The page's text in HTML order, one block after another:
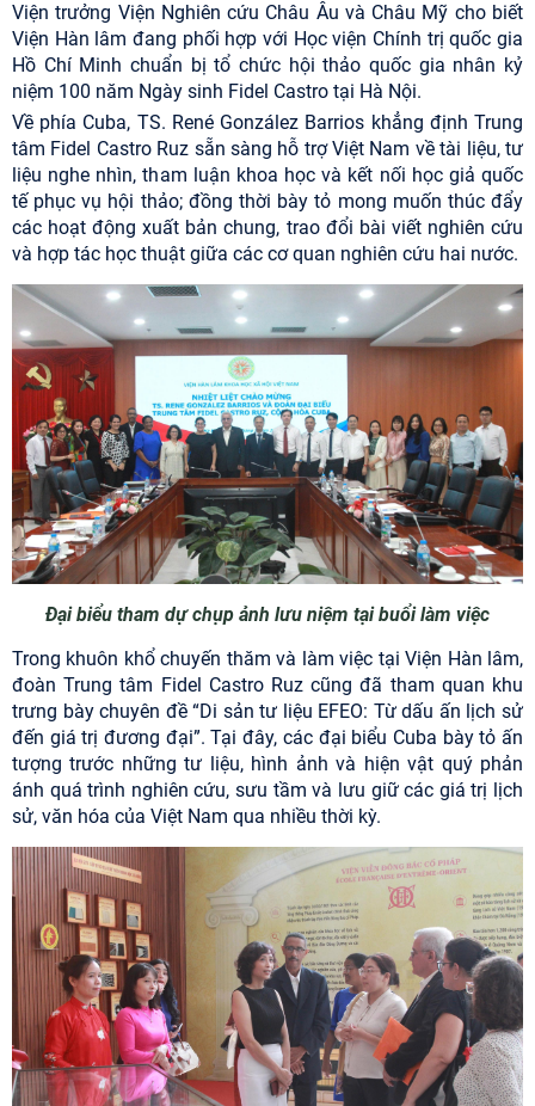
Viện trưởng Viện Nghiên cứu Châu Âu và Châu Mỹ cho biết
Viện Hàn lâm đang phối hợp với Học viện Chính trị quốc gia
Hồ Chí Minh chuẩn bị tổ chức hội thảo quốc gia nhân kỷ
niệm 100 năm Ngày sinh Fidel Castro tại Hà Nội.
Về phía Cuba, TS. René González Barrios khẳng định Trung
tâm Fidel Castro Ruz sẵn sàng hỗ trợ Việt Nam về tài liệu, tư
liệu nghe nhìn, tham luận khoa học và kết nối học giả quốc
tế phục vụ hội thảo; đồng thời bày tỏ mong muốn thúc đẩy
các hoạt động xuất bản chung, trao đổi bài viết nghiên cứu
và hợp tác học thuật giữa các cơ quan nghiên cứu hai nước.
Đại biểu tham dự chụp ảnh lưu niệm tại buổi làm việc
Trong khuôn khổ chuyến thăm và làm việc tạiViện Hàn lâm,
đoànTrung tâm Fidel Castro Ruz cũng đã tham quan khu
trưng bày chuyên đề “Di sản tư liệu EFEO: Từ dấu ấn lịch sử
đến giá trị đương đại”. Tại đây, các đại biểu Cuba bày tỏ ấn
tượng trước những tư liệu, hình ảnh và hiện vật quý phản
ánh quá trình nghiên cứu, sưu tầm và lưu giữ các giá trị lịch
sử, văn hóa của Việt Nam qua nhiều thời kỳ.